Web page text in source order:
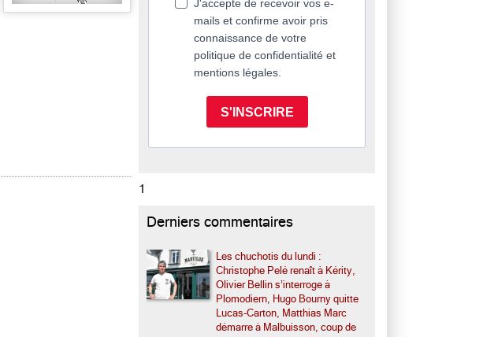
J'accepte de recevoir vos e-
mails et confirme avoir pris
connaissance de votre
politique de confidentialité et
mentions légales.
S'INSCRIRE
1
Derniers commentaires
Les chuchotis du lundi :
Christophe Pelé renaît à Kérity,
Olivier Bellin s’interroge à
Plomodiern, Hugo Bourny quitte
Lucas-Carton, Matthias Marc
démarre à Malbuisson, coup de